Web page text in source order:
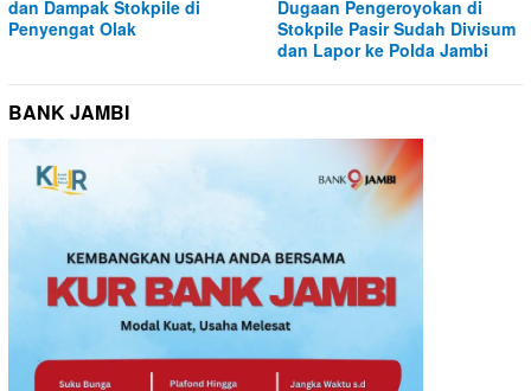
dan Dampak Stokpile di
Penyengat Olak
Dugaan Pengeroyokan di
Stokpile Pasir Sudah Divisum
dan Lapor ke Polda Jambi
BANK JAMBI